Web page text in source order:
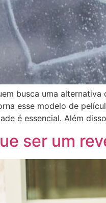
busca uma
esse modelo de
é essencial. Além
ser um